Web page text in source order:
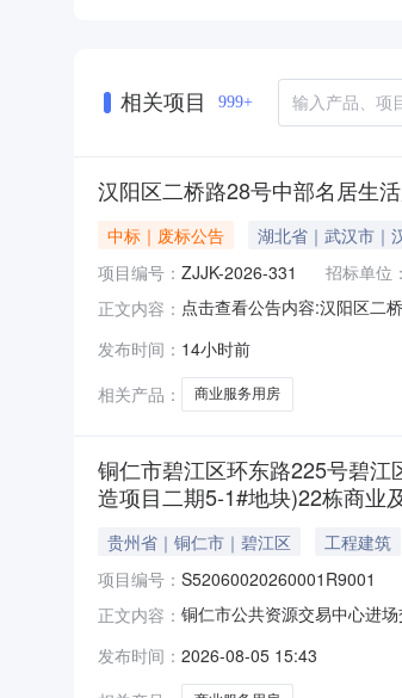
相关项目 999+
汉阳区二桥路28号中部名居生
中标｜废标公告 湖北省｜武汉市｜
项目编号： ZJJK-2026-331 招标单位：
正文内容： 点击查看公告内容:汉阳区二
发布时间： 14小时前
相关产品：
商业服务用房
铜仁市碧江区环东路225号碧
造项目二期5-1#地块)22栋商业
贵州省｜铜仁市｜碧江区 工程建筑
项目编号： S52060020260001R9001
正文内容： 铜仁市公共资源交易中心进
10号(2018年河西片区城市
号S520
发布时间： 2026-08-05 15:43